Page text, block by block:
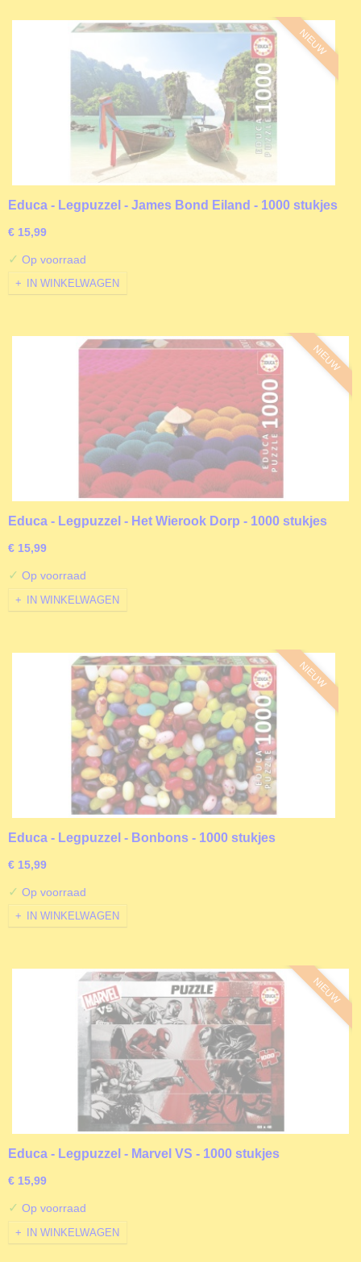
NIEUW
Educa - Legpuzzel - James Bond Eiland - 1000 stukjes
€ 15,99
✓ Op voorraad
IN WINKELWAGEN
NIEUW
Educa - Legpuzzel - Het Wierook Dorp - 1000 stukjes
€ 15,99
✓ Op voorraad
IN WINKELWAGEN
NIEUW
Educa - Legpuzzel - Bonbons - 1000 stukjes
€ 15,99
✓ Op voorraad
IN WINKELWAGEN
NIEUW
Educa - Legpuzzel - Marvel VS - 1000 stukjes
€ 15,99
✓ Op voorraad
IN WINKELWAGEN